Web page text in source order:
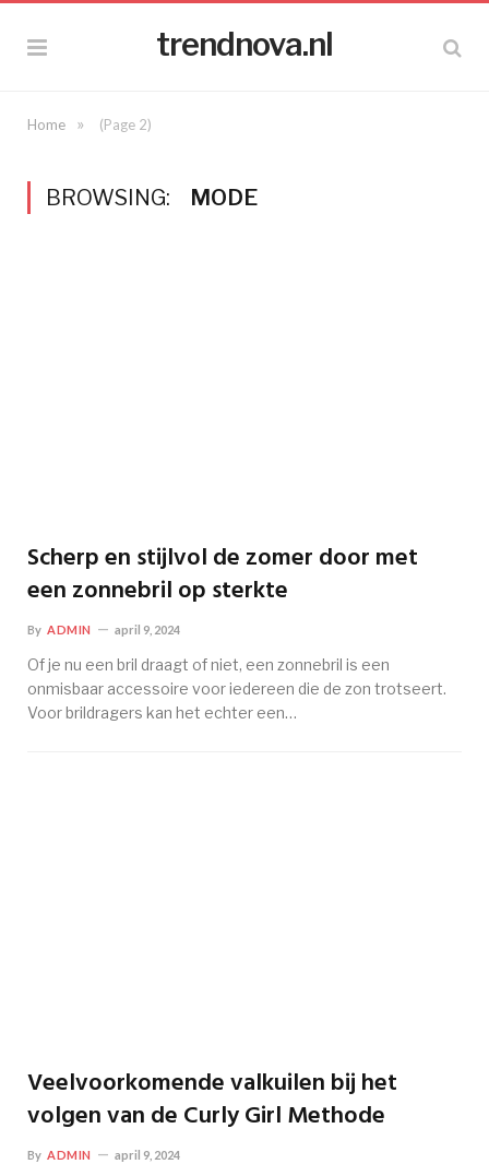
trendnova.nl
Home » (Page 2)
BROWSING: MODE
Scherp en stijlvol de zomer door met
een zonnebril op sterkte
By ADMIN april 9, 2024
Of je nu een bril draagt of niet, een zonnebril is een
onmisbaar accessoire voor iedereen die de zon trotseert.
Voor brildragers kan het echter een…
Veelvoorkomende valkuilen bij het
volgen van de Curly Girl Methode
By ADMIN april 9, 2024